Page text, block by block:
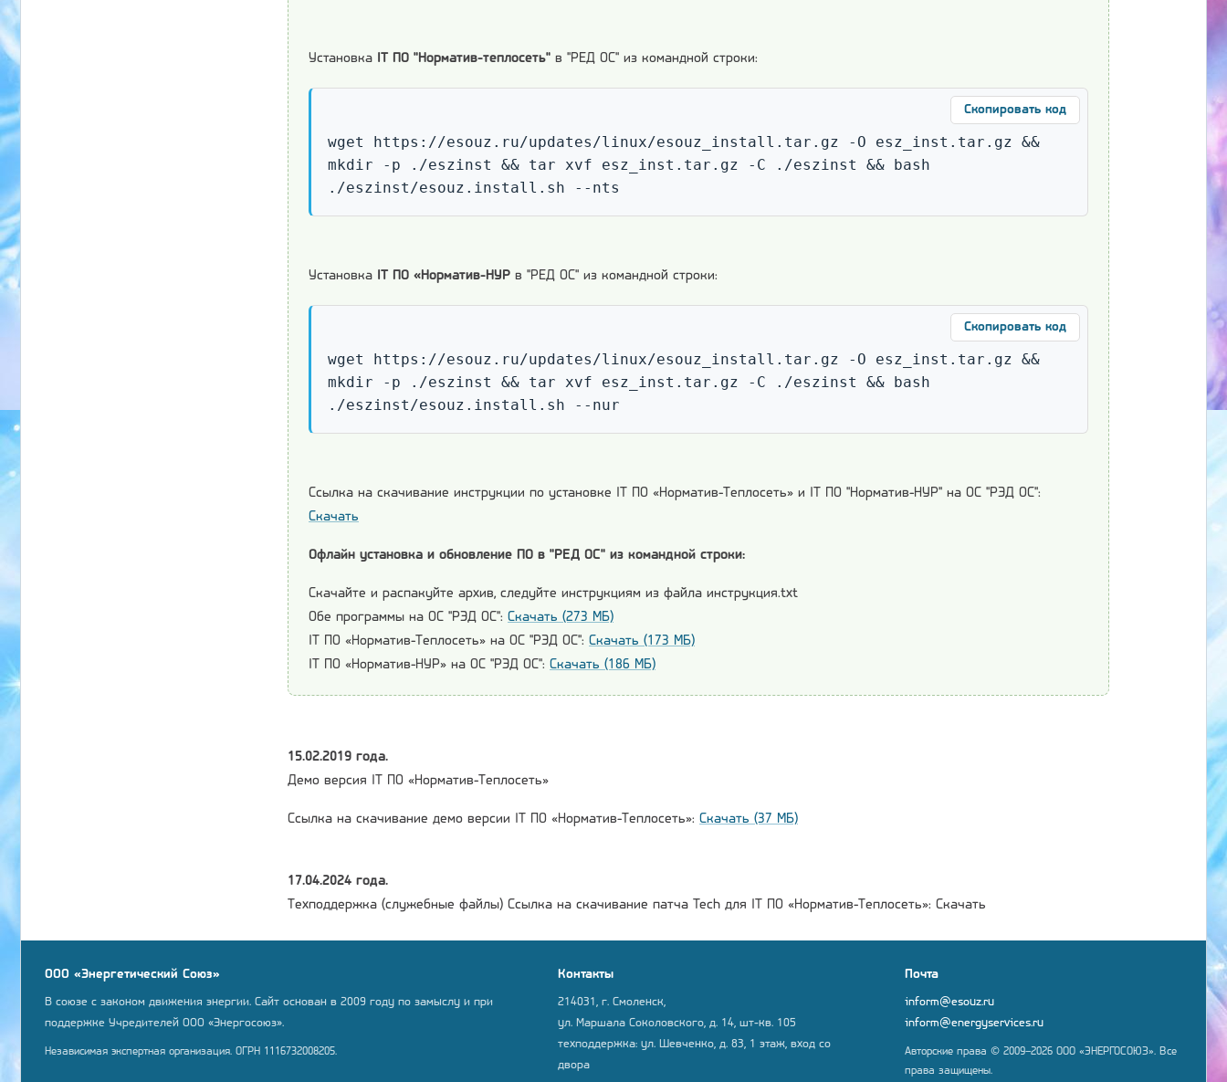
Установка IT ПО "Норматив-теплосеть" в "РЕД ОС" из командной строки:
Скопировать код
wget https://esouz.ru/updates/linux/esouz_install.tar.gz -O esz_inst.tar.gz &&
mkdir -p ./eszinst && tar xvf esz_inst.tar.gz -C ./eszinst && bash
./eszinst/esouz.install.sh --nts
Установка IT ПО «Норматив-НУР в "РЕД ОС" из командной строки:
Скопировать код
wget https://esouz.ru/updates/linux/esouz_install.tar.gz -O esz_inst.tar.gz &&
mkdir -p ./eszinst && tar xvf esz_inst.tar.gz -C ./eszinst && bash
./eszinst/esouz.install.sh --nur
Ссылка на скачивание инструкции по установке IT ПО «Норматив-Теплосеть» и IT ПО "Норматив-НУР" на ОС "РЭД ОС":
Скачать
Офлайн установка и обновление ПО в "РЕД ОС" из командной строки:
Скачайте и распакуйте архив, следуйте инструкциям из файла инструкция.txt
Обе программы на ОС "РЭД ОС": Скачать (273 МБ)
IT ПО «Норматив-Теплосеть» на ОС "РЭД ОС": Скачать (173 МБ)
IT ПО «Норматив-НУР» на ОС "РЭД ОС": Скачать (186 МБ)
15.02.2019 года.
Демо версия IT ПО «Норматив-Теплосеть»
Ссылка на скачивание демо версии IT ПО «Норматив-Теплосеть»: Скачать (37 МБ)
17.04.2024 года.
Техподдержка (служебные файлы) Ссылка на скачивание патча Tech для IT ПО «Норматив-Теплосеть»: Скачать
ООО «Энергетический Союз»
В союзе с законом движения энергии. Сайт основан в 2009 году по замыслу и при
поддержке Учредителей ООО «Энергосоюз».
Независимая экспертная организация. ОГРН 1116732008205.
Контакты
214031, г. Смоленск,
ул. Маршала Соколовского, д. 14, шт-кв. 105
техподдержка: ул. Шевченко, д. 83, 1 этаж, вход со
двора
Почта
inform@esouz.ru
inform@energyservices.ru
Авторские права © 2009–2026 ООО «ЭНЕРГОСОЮЗ». Все
права защищены.